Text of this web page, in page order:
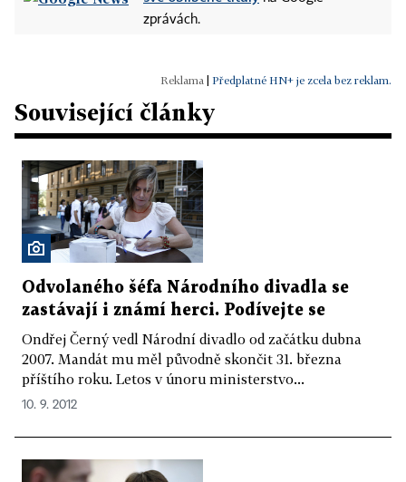
zprávách.
Předplatné HN+ je zcela bez reklam.
Související články
Odvolaného šéfa Národního divadla se
zastávají i známí herci. Podívejte se
Ondřej Černý vedl Národní divadlo od začátku dubna
2007. Mandát mu měl původně skončit 31. března
příštího roku. Letos v únoru ministerstvo...
10. 9. 2012